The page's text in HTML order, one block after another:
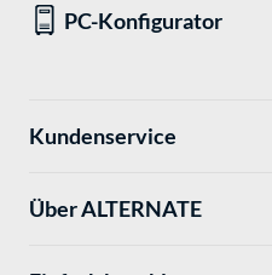
PC-Konfigurator
Kundenservice
Über ALTERNATE